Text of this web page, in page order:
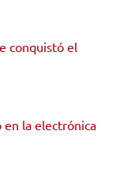
conquistó el
en la electrónica